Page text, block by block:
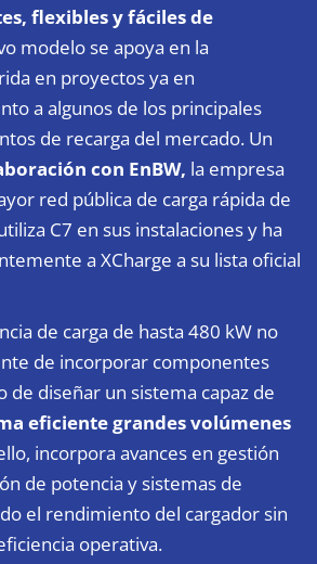
flexibles y fáciles de
modelo se apoya en la
en proyectos ya en
a algunos de los principales
de recarga del mercado. Un
con EnBW, la empresa
red pública de carga rápida de
C7 en sus instalaciones y ha
a XCharge a su lista oficial
de carga de hasta 480 kW no
de incorporar componentes
de diseñar un sistema capaz de
eficiente grandes volúmenes
incorpora avances en gestión
de potencia y sistemas de
el rendimiento del cargador sin
operativa.